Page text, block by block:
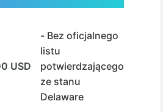
USD
- Bez oficjalnego
listu
potwierdzającego
ze stanu
Delaware